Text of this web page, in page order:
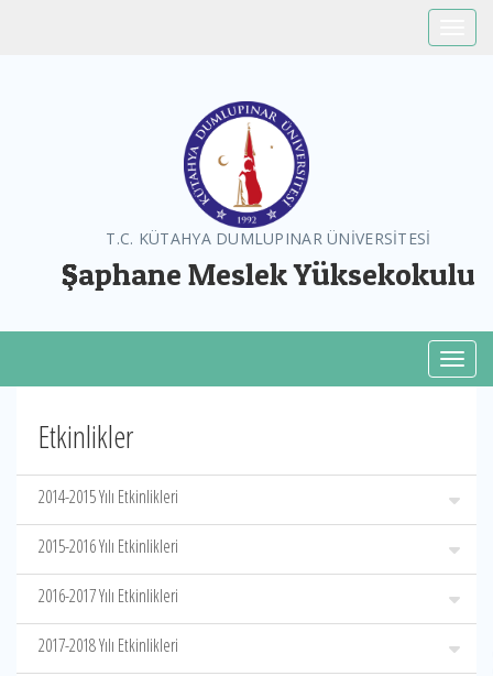
T.C. KÜTAHYA DUMLUPINAR ÜNİVERSİTESİ
Şaphane Meslek Yüksekokulu
Etkinlikler
2014-2015 Yılı Etkinlikleri
2015-2016 Yılı Etkinlikleri
2016-2017 Yılı Etkinlikleri
2017-2018 Yılı Etkinlikleri